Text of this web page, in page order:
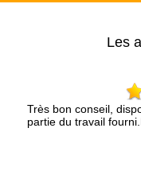
Les
Très bon conseil,
partie du travail